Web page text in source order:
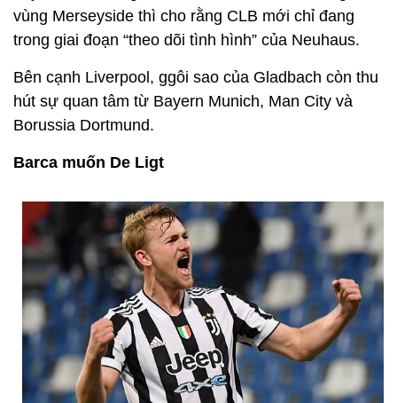
vùng Merseyside thì cho rằng CLB mới chỉ đang
trong giai đoạn “theo dõi tình hình” của Neuhaus.
Bên cạnh Liverpool, ggôi sao của Gladbach còn thu
hút sự quan tâm từ Bayern Munich, Man City và
Borussia Dortmund.
Barca muốn De Ligt